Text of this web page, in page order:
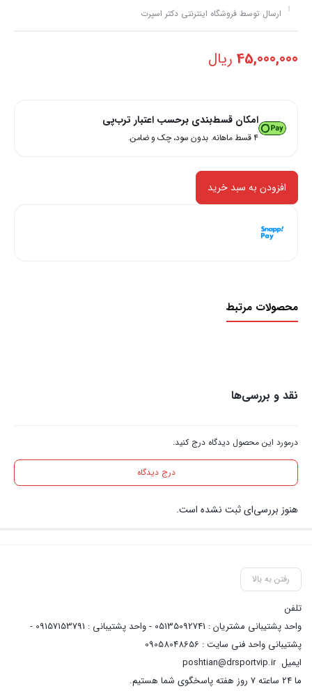
ارسال توسط فروشگاه اینترنتی دکتر اسپرت
45,000,000 ریال
امکان قسط‌بندی برحسب اعتبار ترب‌پی
۴ قسط ماهانه. بدون سود، چک و ضامن.
افزودن به سبد خرید
محصولات مرتبط
نقد و بررسی‌ها
درمورد این محصول دیدگاه درج کنید.
درج دیدگاه
هنوز بررسی‌ای ثبت نشده است.
رفتن به بالا
تلفن
واحد پشتیبانی مشتریان : 05135092741 - واحد پشتیبانی : 09157153791 -
پشتیبانی واحد فنی سایت : 09058048656
ایمیلposhtian@drsportvip.ir
ما 24 ساعته 7 روز هفته پاسخگوی شما هستیم.